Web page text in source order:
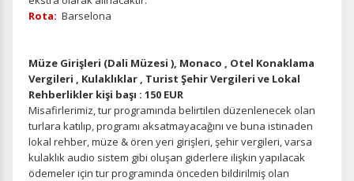
Rota: Barselona
Müze Girişleri (Dali Müzesi ), Monaco , Otel Konaklama
Vergileri , Kulaklıklar , Turist Şehir Vergileri ve Lokal
Rehberlikler kişi başı : 150 EUR
Misafirlerimiz, tur programında belirtilen düzenlenecek olan
turlara katılıp, programı aksatmayacağını ve buna istinaden
lokal rehber, müze & ören yeri girişleri, şehir vergileri, varsa
kulaklık audio sistem gibi oluşan giderlere ilişkin yapılacak
ödemeler için tur programında önceden bildirilmiş olan